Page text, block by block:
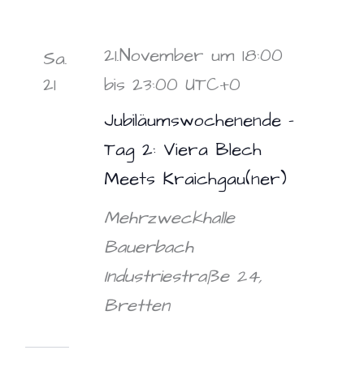
Sa.
21
Jubiläumswochenende –
Tag 2: Viera Blech
Meets Kraichgau(ner)
21.November um 18:00
bis23:00 UTC+0
Mehrzweckhalle
Bauerbach
Industriestraße 24,
Bretten